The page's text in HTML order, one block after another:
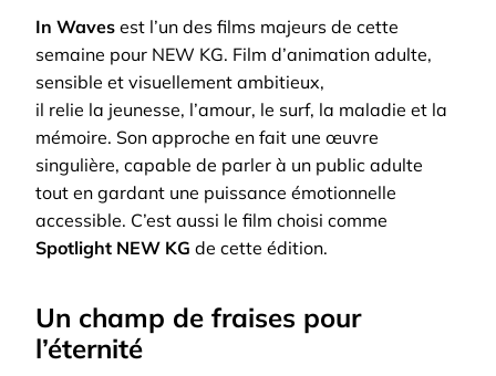
In Waves est l’un des films majeurs de cette
semaine pour NEW KG. Film d’animation adulte,
sensible et visuellement ambitieux,
il relie la jeunesse, l’amour, le surf, la maladie et la
mémoire. Son approche en fait une œuvre
singulière, capable de parler à un public adulte
tout en gardant une puissance émotionnelle
accessible. C’est aussi le film choisi comme
Spotlight NEW KG de cette édition.
Un champ de fraises pour
l’éternité